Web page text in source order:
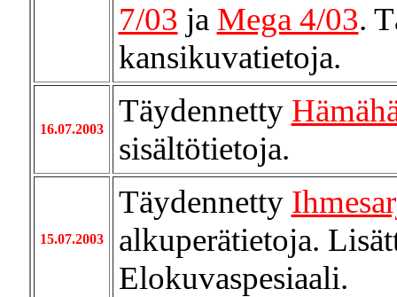
7/03 ja Mega 4/03.
kansikuvatietoja.
16.07.2003
Täydennetty
sisältötietoja.
15.07.2003
Täydennetty
alkuperätietoja.
Elokuvaspesiaali.